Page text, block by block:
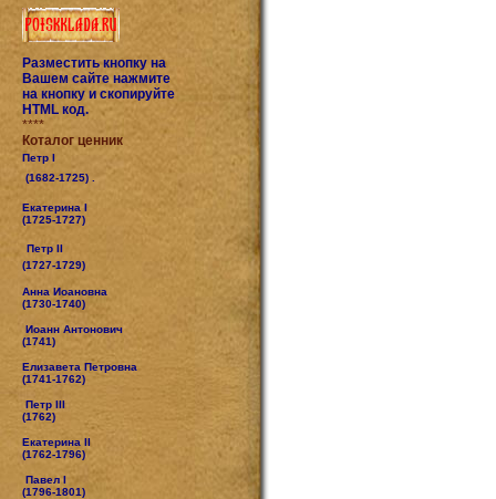
Разместить кнопку на
Вашем сайте нажмите
на кнопку и скопируйте
HTML код.
****
Коталог ценник
Петр I
(1682-1725) .
Екатерина I
(1725-1727)
Петр II
(1727-1729)
Анна Иоановна
(1730-1740)
Иоанн Антонович
(1741)
Елизавета Петровна
(1741-1762)
Петр III
(1762)
Екатерина II
(1762-1796)
Павел I
(1796-1801)